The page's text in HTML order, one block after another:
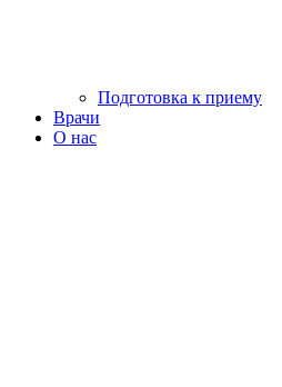
Подготовка к приему
Врачи
О нас